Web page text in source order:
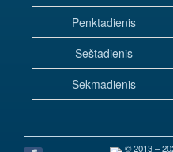
Penktadienis
Šeštadienis
Sekmadienis
© 2013 –